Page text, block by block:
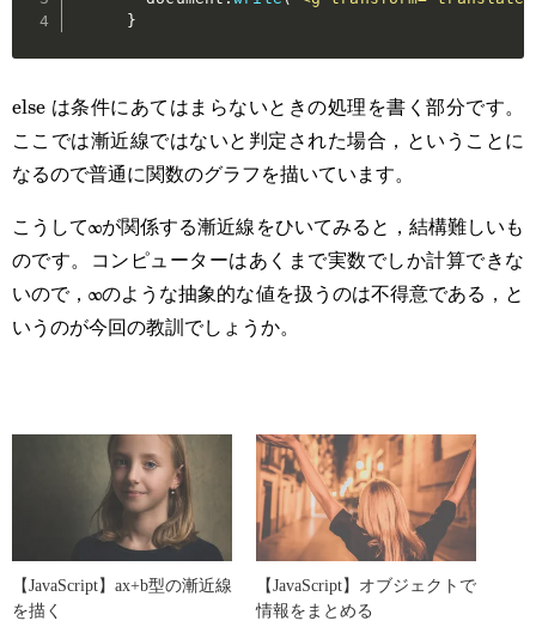
}
else は条件にあてはまらないときの処理を書く部分です。
ここでは漸近線ではないと判定された場合，ということに
なるので普通に関数のグラフを描いています。
こうして∞が関係する漸近線をひいてみると，結構難しいも
のです。コンピューターはあくまで実数でしか計算できな
いので，∞のような抽象的な値を扱うのは不得意である，と
いうのが今回の教訓でしょうか。
【JavaScript】ax+b型の漸近線
を描く
【JavaScript】オブジェクトで
情報をまとめる